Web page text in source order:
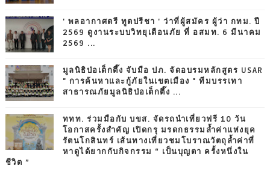
' พลอากาศตรี ทูตปรีชา ' ว่าที่ผู้สมัคร ผู้ว่า กทม. ปี
2569 ดูงานระบบวิทยุเตือนภัย ที่ อสมท. 6 มีนาคม
2569 ...
มูลนิธิป่อเต็กตึ๊ง จับมือ ปภ. จัดอบรมหลักสูตร USAR
" การค้นหาและกู้ภัยในเขตเมือง " ทีมบรรเทา
สาธารณภัยมูลนิธิป่อเต็กตึ๊ง ...
ททท. ร่วมมือกับ บขส. จัดรถนำเที่ยวฟรี 10 วัน
โอกาสครั้งสำคัญ เปิดกรุ มรดกธรรมล้ำค่าแห่งยุค
รัตนโกสินทร์ เส้นทางเที่ยวชมโบราณวัตถุล้ำค่าที่
หาดูได้ยากกับกิจกรรม “ เป็นบุญตา ครั้งหนึ่งใน
ชีวิต ”